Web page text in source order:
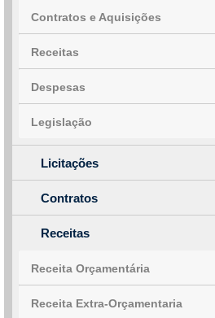
Contratos e Aquisições
Receitas
Despesas
Legislação
Licitações
Contratos
Receitas
Receita Orçamentária
Receita Extra-Orçamentaria